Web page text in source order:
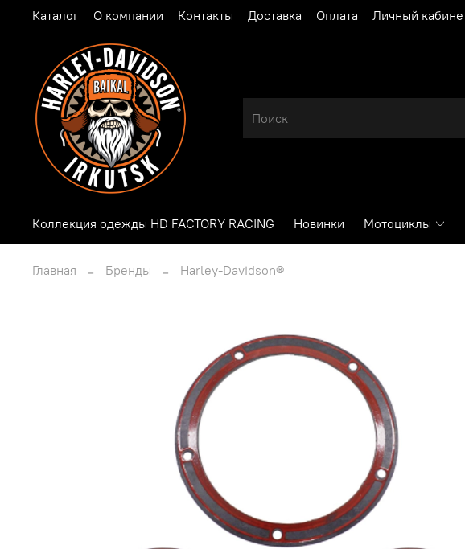
Каталог О компании Контакты Доставка Оплата Личный
Коллекция одежды HD FACTORY RACING Новинки Мотоциклы
Главная Бренды Harley-Davidson®